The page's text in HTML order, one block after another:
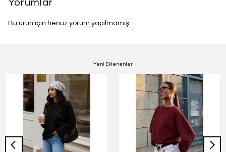
Yorumlar
Bu ürün için henüz yorum yapılmamış.
Yeni Eklenenler